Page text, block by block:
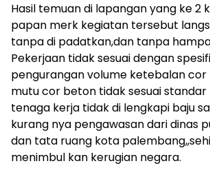
Hasil temuan di lapangan yang ke 2
papan merk kegiatan tersebut
tanpa di padatkan,dan tanpa
Pekerjaan tidak sesuai dengan
pengurangan volume ketebalan
mutu cor beton tidak sesuai
tenaga kerja tidak di lengkapi baju
kurang nya pengawasan dari dinas
dan tata ruang kota
menimbul kan kerugian negara.